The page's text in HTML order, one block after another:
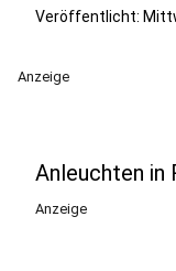
Veröffentlicht:
Anzeige
Anleuchten in
Anzeige